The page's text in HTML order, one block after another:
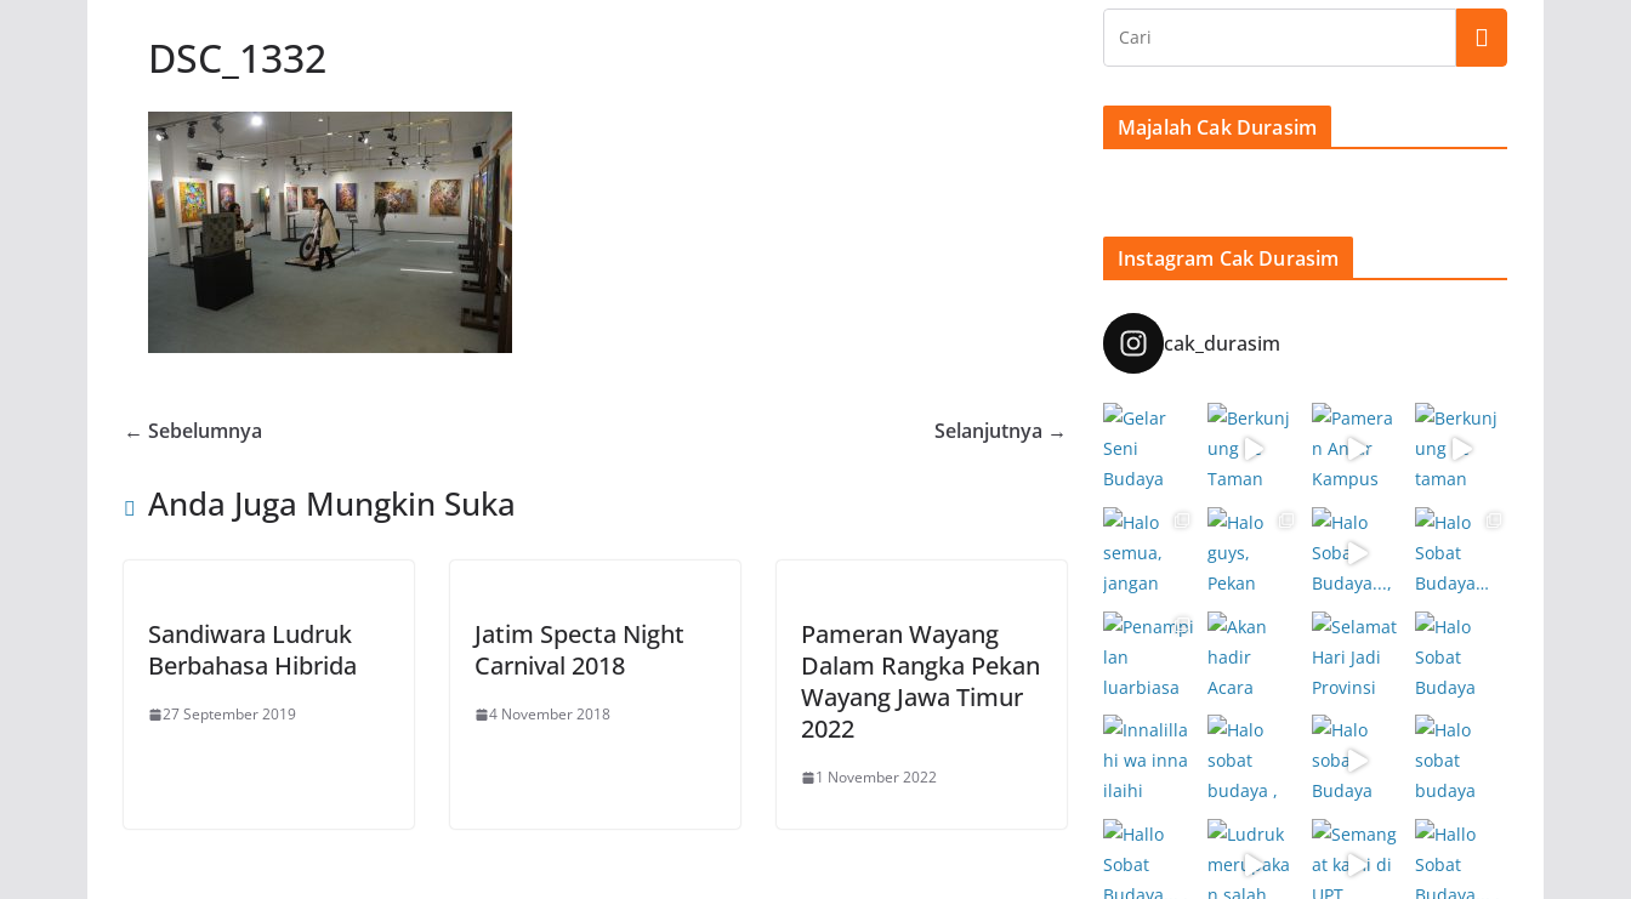
DSC_1332
← Sebelumnya Selanjutnya →
Anda Juga Mungkin Suka
Sandiwara Ludruk
Berbahasa Hibrida
27 September 2019
Jatim Specta Night
Carnival 2018
4 November 2018
Pameran Wayang
Dalam Rangka Pekan
Wayang Jawa Timur
2022
1 November 2022
Majalah Cak Durasim
Instagram Cak Durasim
cak_durasim